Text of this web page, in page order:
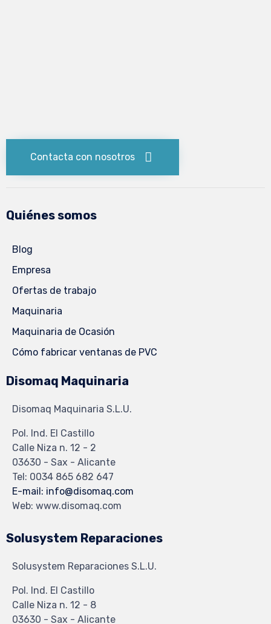
Contacta con nosotros
Quiénes somos
Blog
Empresa
Ofertas de trabajo
Maquinaria
Maquinaria de Ocasión
Cómo fabricar ventanas de PVC
Disomaq Maquinaria
Disomaq Maquinaria S.L.U.
Pol. Ind. El Castillo
Calle Niza n. 12 - 2
03630 - Sax - Alicante
Tel: 0034 865 682 647
E-mail: info@disomaq.com
Web: www.disomaq.com
Solusystem Reparaciones
Solusystem Reparaciones S.L.U.
Pol. Ind. El Castillo
Calle Niza n. 12 - 8
03630 - Sax - Alicante